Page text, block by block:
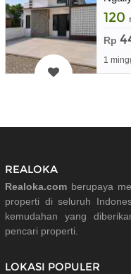
120
Rp
1
REALOKA
Realoka.com berupaya
properti di seluruh
kemudahan yang
pencari properti.
LOKASI POPULER